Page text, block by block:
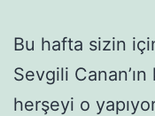
Bu hafta sizin
Sevgili
herşeyi o